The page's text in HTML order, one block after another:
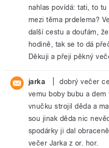
nahlas povídá: tati, to
mezi těma prdelema?
další cestu a doufám,
hodině, tak se to dá
Děkuji a přeji pěkný
jarka
dobrý večer
vemu boby bubu a
vnučku strojil děda a
sou jinak děda nic
spodárky ji dal
večer Jarka z or. hor.